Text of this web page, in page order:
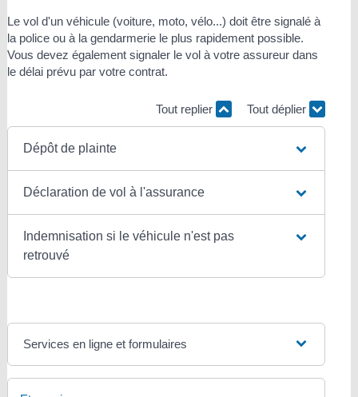
Le vol d'un véhicule (voiture, moto, vélo...) doit être signalé à
la police ou à la gendarmerie le plus rapidement possible.
Vous devez également signaler le vol à votre assureur dans
le délai prévu par votre contrat.
Tout replier Tout déplier
Dépôt de plainte
Déclaration de vol à l'assurance
Indemnisation si le véhicule n'est pas
retrouvé
Services en ligne et formulaires